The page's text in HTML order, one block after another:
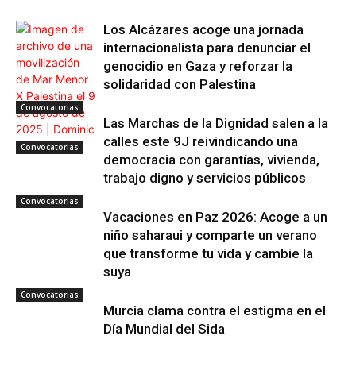
Convocatorias
Los Alcázares acoge una jornada
internacionalista para denunciar el
genocidio en Gaza y reforzar la
solidaridad con Palestina
Convocatorias
Las Marchas de la Dignidad salen a la
calles este 9J reivindicando una
democracia con garantías, vivienda,
trabajo digno y servicios públicos
Convocatorias
Vacaciones en Paz 2026: Acoge a un
niño saharaui y comparte un verano
que transforme tu vida y cambie la
suya
Convocatorias
Murcia clama contra el estigma en el
Día Mundial del Sida